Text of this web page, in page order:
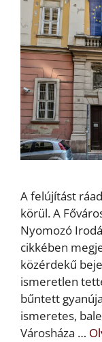
A felújítást
körül. A
Nyomozó
cikkében
közérdekű
ismeretlen
bűntett
ismeretes,
Városháza …